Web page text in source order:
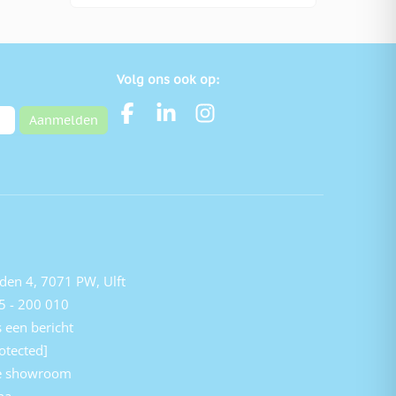
Aanmelden
Volg ons ook op:
4, 7071 PW, Ulft
- 200 010
een bericht
showroom